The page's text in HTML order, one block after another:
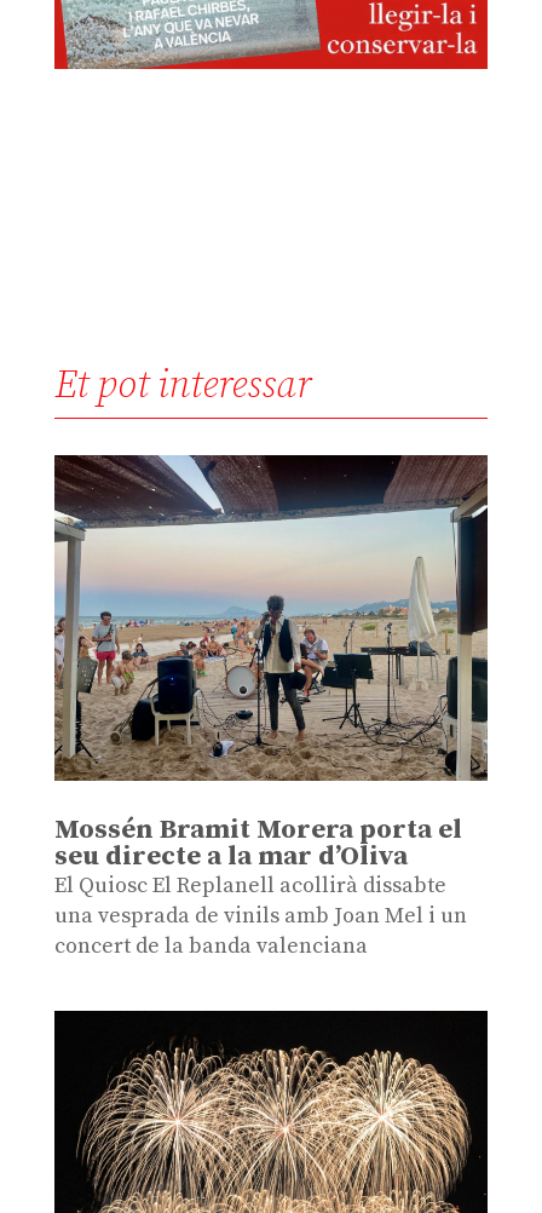
Et pot interessar
Mossén Bramit Morera porta el
seu directe a la mar d’Oliva
El Quiosc El Replanell acollirà dissabte
una vesprada de vinils amb Joan Mel i un
concert de la banda valenciana